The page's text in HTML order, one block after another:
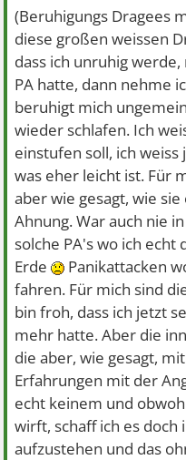
(Beruhigungs Dragees
diese großen weissen
dass ich unruhig
PA hatte, dann nehme
beruhigt mich
wieder schlafen. Ich
einstufen soll, ich weiss
was eher leicht ist. Für
aber wie gesagt, wie
Ahnung. War auch nie
solche PA's wo ich
Erde
Panikattacken
fahren. Für mich sind
bin froh, dass ich jetzt
mehr hatte. Aber die
die aber, wie gesagt,
Erfahrungen mit der
echt keinem und
wirft, schaff ich es
aufzustehen und das